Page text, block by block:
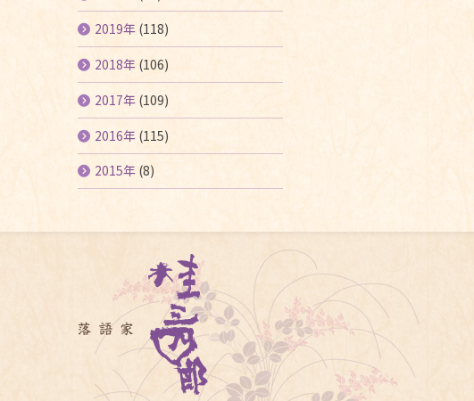
2019年(118)
2018年(106)
2017年(109)
2016年(115)
2015年(8)